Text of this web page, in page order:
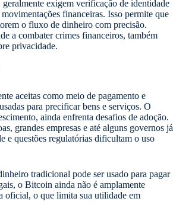
geralmente exigem verificação de identidade
financeiras. Isso permite que
o fluxo de dinheiro com precisão.
a combater crimes financeiros, também
privacidade.
aceitas como meio de pagamento e
para precificar bens e serviços. O
ainda enfrenta desafios de adoção.
grandes empresas e até alguns governos já
e questões regulatórias dificultam o uso
tradicional pode ser usado para pagar
o Bitcoin ainda não é amplamente
oficial, o que limita sua utilidade em